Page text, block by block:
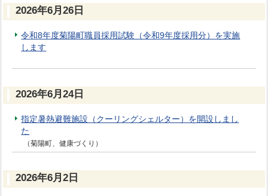
2026年6月26日
令和8年度菊陽町職員採用試験（令和9年度採用分）を実施
します
2026年6月24日
指定暑熱避難施設（クーリングシェルター）を開設しまし
た
（菊陽町、健康づくり）
2026年6月2日